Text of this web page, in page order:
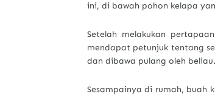
ini, di bawah pohon kelapa
Setelah melakukan
mendapat petunjuk tentang
dan dibawa pulang oleh beliau.
Sesampainya di rumah, buah